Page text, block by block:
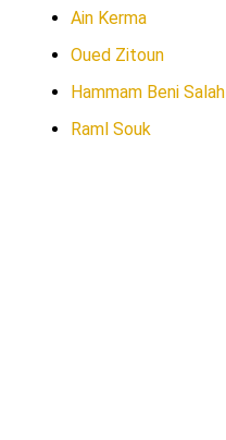
Ain Kerma
Oued Zitoun
Hammam Beni Salah
Raml Souk